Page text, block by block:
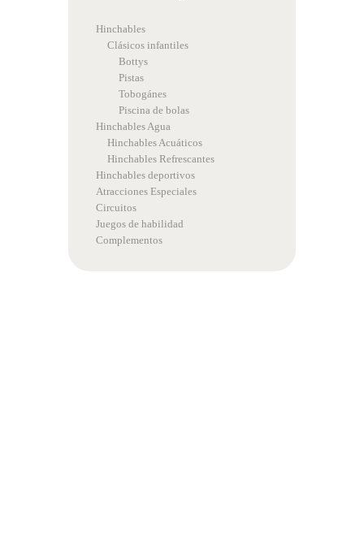
Hinchables
Clásicos infantiles
Bottys
Pistas
Tobogánes
Piscina de bolas
Hinchables Agua
Hinchables Acuáticos
Hinchables Refrescantes
Hinchables deportivos
Atracciones Especiales
Circuitos
Juegos de habilidad
Complementos